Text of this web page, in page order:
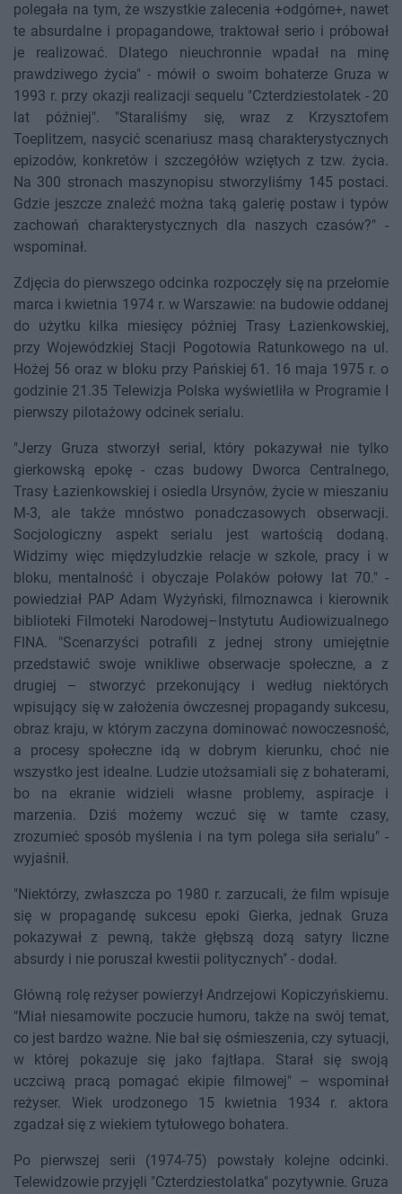
polegała na tym, że wszystkie zalecenia +odgórne+, nawet
te absurdalne i propagandowe, traktował serio i próbował
je realizować. Dlatego nieuchronnie wpadał na minę
prawdziwego życia" - mówił o swoim bohaterze Gruza w
1993 r. przy okazji realizacji sequelu "Czterdziestolatek - 20
lat później". "Staraliśmy się, wraz z Krzysztofem
Toeplitzem, nasycić scenariusz masą charakterystycznych
epizodów, konkretów i szczegółów wziętych z tzw. życia.
Na 300 stronach maszynopisu stworzyliśmy 145 postaci.
Gdzie jeszcze znaleźć można taką galerię postaw i typów
zachowań charakterystycznych dla naszych czasów?" -
wspominał.
Zdjęcia do pierwszego odcinka rozpoczęły się na przełomie
marca i kwietnia 1974 r. w Warszawie: na budowie oddanej
do użytku kilka miesięcy później Trasy Łazienkowskiej,
przy Wojewódzkiej Stacji Pogotowia Ratunkowego na ul.
Hożej 56 oraz w bloku przy Pańskiej 61. 16 maja 1975 r. o
godzinie 21.35 Telewizja Polska wyświetliła w Programie I
pierwszy pilotażowy odcinek serialu.
"Jerzy Gruza stworzył serial, który pokazywał nie tylko
gierkowską epokę - czas budowy Dworca Centralnego,
Trasy Łazienkowskiej i osiedla Ursynów, życie w mieszaniu
M-3, ale także mnóstwo ponadczasowych obserwacji.
Socjologiczny aspekt serialu jest wartością dodaną.
Widzimy więc międzyludzkie relacje w szkole, pracy i w
bloku, mentalność i obyczaje Polaków połowy lat 70." -
powiedział PAP Adam Wyżyński, filmoznawca i kierownik
biblioteki Filmoteki Narodowej–Instytutu Audiowizualnego
FINA. "Scenarzyści potrafili z jednej strony umiejętnie
przedstawić swoje wnikliwe obserwacje społeczne, a z
drugiej – stworzyć przekonujący i według niektórych
wpisujący się w założenia ówczesnej propagandy sukcesu,
obraz kraju, w którym zaczyna dominować nowoczesność,
a procesy społeczne idą w dobrym kierunku, choć nie
wszystko jest idealne. Ludzie utożsamiali się z bohaterami,
bo na ekranie widzieli własne problemy, aspiracje i
marzenia. Dziś możemy wczuć się w tamte czasy,
zrozumieć sposób myślenia i na tym polega siła serialu" -
wyjaśnił.
"Niektórzy, zwłaszcza po 1980 r. zarzucali, że film wpisuje
się w propagandę sukcesu epoki Gierka, jednak Gruza
pokazywał z pewną, także głębszą dozą satyry liczne
absurdy i nie poruszał kwestii politycznych" - dodał.
Główną rolę reżyser powierzył Andrzejowi Kopiczyńskiemu.
"Miał niesamowite poczucie humoru, także na swój temat,
co jest bardzo ważne. Nie bał się ośmieszenia, czy sytuacji,
w której pokazuje się jako fajtłapa. Starał się swoją
uczciwą pracą pomagać ekipie filmowej" – wspominał
reżyser. Wiek urodzonego 15 kwietnia 1934 r. aktora
zgadzał się z wiekiem tytułowego bohatera.
Po pierwszej serii (1974-75) powstały kolejne odcinki.
Telewidzowie przyjęli "Czterdziestolatka" pozytywnie. Gruza